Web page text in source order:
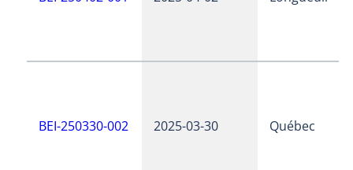
BEI-250330-002 2025-03-30 Québec